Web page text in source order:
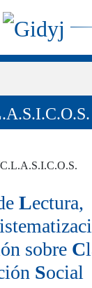
Lectura,
sobre C
Social